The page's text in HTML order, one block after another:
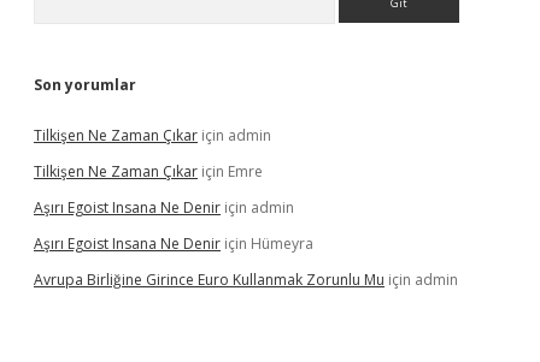
Son yorumlar
Tilkişen Ne Zaman Çıkar için admin
Tilkişen Ne Zaman Çıkar için Emre
Aşırı Egoist Insana Ne Denir için admin
Aşırı Egoist Insana Ne Denir için Hümeyra
Avrupa Birliğine Girince Euro Kullanmak Zorunlu Mu için admin